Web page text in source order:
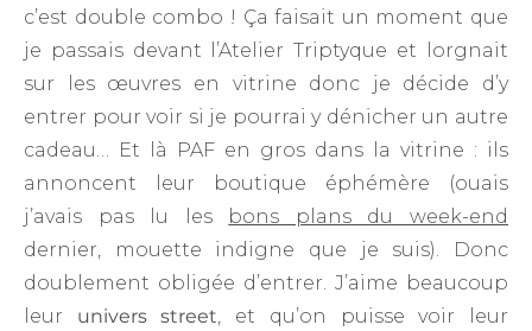
c’est double combo ! Ça faisait un moment que
je passais devant l’Atelier Triptyque et lorgnait
sur les œuvres en vitrine donc je décide d’y
entrer pour voir si je pourrai y dénicher un autre
cadeau… Et là PAF en gros dans la vitrine : ils
annoncent leur boutique éphémère (ouais
j’avais pas lu les bons plans du week-end
dernier, mouette indigne que je suis). Donc
doublement obligée d’entrer. J’aime beaucoup
leur univers street, et qu’on puisse voir leur